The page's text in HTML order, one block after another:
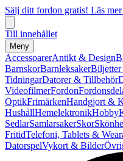
Sälj ditt fordon gratis! Läs
Till innehållet
Meny
AccessoarerAntikt & Design
BarnskorBarnleksaker
TidningarDatorer & Tillbehör
VideofilmerFordon
OptikFrimärkenHandgjort &
HushållHemelektronikHobby
SedlarSamlarsakerSkor
FritidTelefoni, Tablets &
DatorspelVykort & Bilder